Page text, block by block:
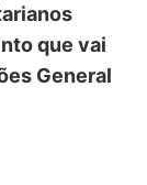
que vai
General